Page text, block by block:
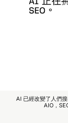
AI 已經改變了人們
AIO，